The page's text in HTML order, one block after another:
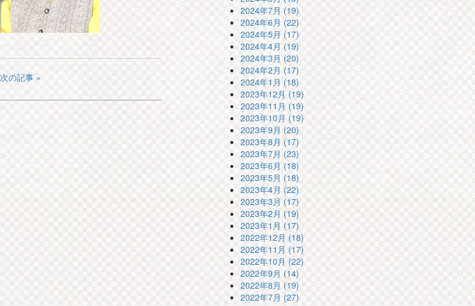
次の記事
2024年7月 (19)
2024年6月 (22)
2024年5月 (17)
2024年4月 (19)
2024年3月 (20)
2024年2月 (17)
2024年1月 (18)
2023年12月 (19)
2023年11月 (19)
2023年10月 (19)
2023年9月 (20)
2023年8月 (17)
2023年7月 (23)
2023年6月 (18)
2023年5月 (18)
2023年4月 (22)
2023年3月 (17)
2023年2月 (19)
2023年1月 (17)
2022年12月 (18)
2022年11月 (17)
2022年10月 (22)
2022年9月 (14)
2022年8月 (19)
2022年7月 (27)